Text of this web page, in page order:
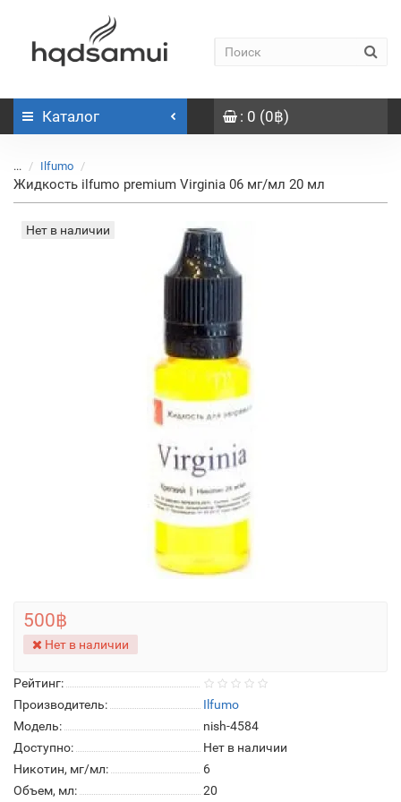
Каталог : 0 (0฿)
... Ilfumo
Жидкость ilfumo premium Virginia 06 мг/мл 20 мл
Нет в наличии
Рейтинг:
Производитель:
Ilfumo
Модель:
nish-4584
Доступно:
Нет в наличии
Никотин, мг/мл:
6
Объем, мл:
20
500฿
Нет в наличии